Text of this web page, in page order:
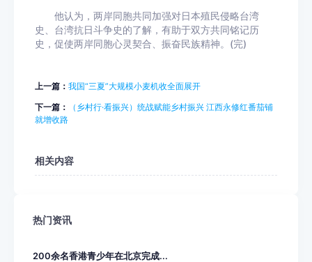
他认为，两岸同胞共同加强对日本殖民侵略台湾
史、台湾抗日斗争史的了解，有助于双方共同铭记历
史，促使两岸同胞心灵契合、振奋民族精神。(完)
上一篇： 我国“三夏”大规模小麦机收全面展开
下一篇：
（乡村行·看振兴）统战赋能乡村振兴 江西永修红番茄铺
就增收路
相关内容
热门资讯
200余名香港青少年在北京完成...